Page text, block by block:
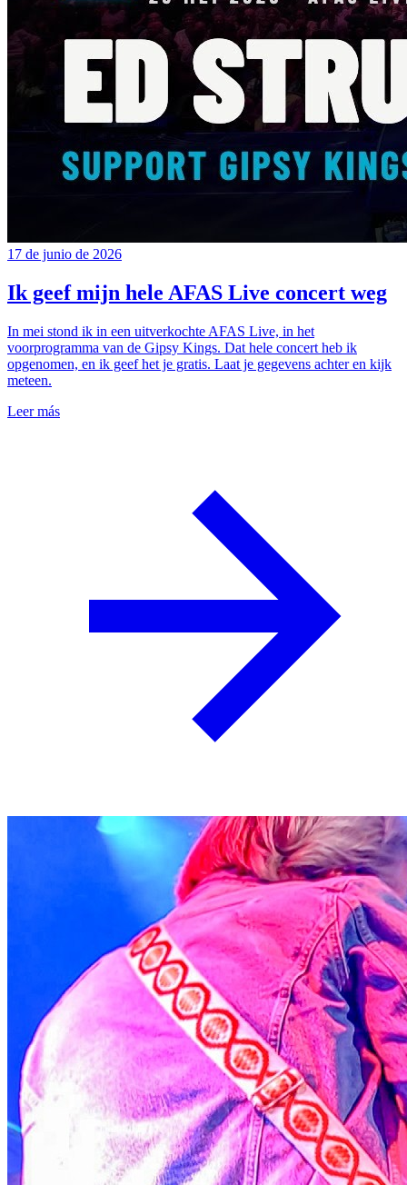
17 de junio de 2026
Ik geef mijn hele AFAS Live concert weg
In mei stond ik in een uitverkochte AFAS Live, in het
voorprogramma van de Gipsy Kings. Dat hele concert heb ik
opgenomen, en ik geef het je gratis. Laat je gegevens achter en kijk
meteen.
Leer más